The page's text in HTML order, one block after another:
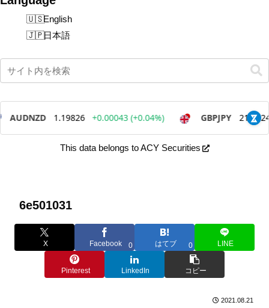
English
日本語
This data belongs to ACY Securities
6e501031
X Facebook 0 はてブ 0 LINE
Pinterest LinkedIn コピー
2021.08.21